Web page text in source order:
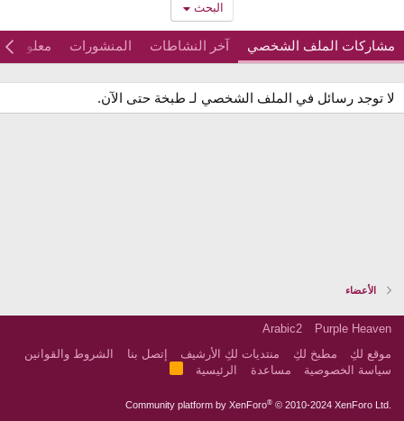
البحث
مشاركات الملف الشخصي آخر النشاطات المنشورات معلومات
لا توجد رسائل في الملف الشخصي لـ طبخة حتى الآن.
الأعضاء
Purple Heaven
Arabic2
موقع لكِ
مطبخ لكِ منتديات لكِ الأرشيف إتصل بنا
الشروط والقوانين
سياسة الخصوصية
مساعدة الرئيسية
Community platform by XenForo® © 2010-2024 XenForo Ltd.